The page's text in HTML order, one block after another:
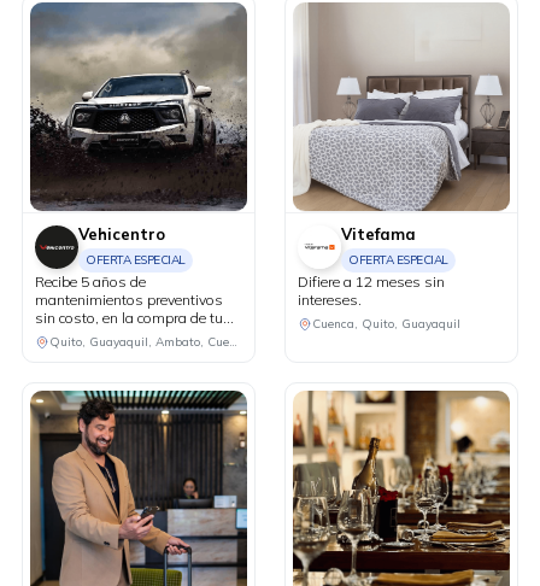
Vehicentro
OFERTA ESPECIAL
Recibe 5 años de
mantenimientos preventivos
sin costo, en la compra de tu
Lynk&Co modelo 02.
Quito, Guayaquil, Ambato, Cuenca
Vitefama
OFERTA ESPECIAL
Difiere a 12 meses sin
intereses.
Cuenca, Quito, Guayaquil